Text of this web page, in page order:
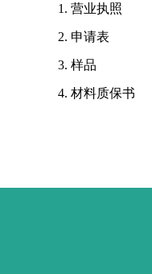
1. 营业执照
2. 申请表
3. 样品
4. 材料质保书